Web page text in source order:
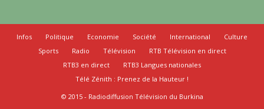
Infos Politique Economie Société International
Culture
Sports
Radio Télévision
RTB Télévision en direct
RTB3 en direct
RTB3 Langues nationales
Télé Zénith : Prenez de la Hauteur !
© 2015 - Radiodiffusion Télévision du Burkina